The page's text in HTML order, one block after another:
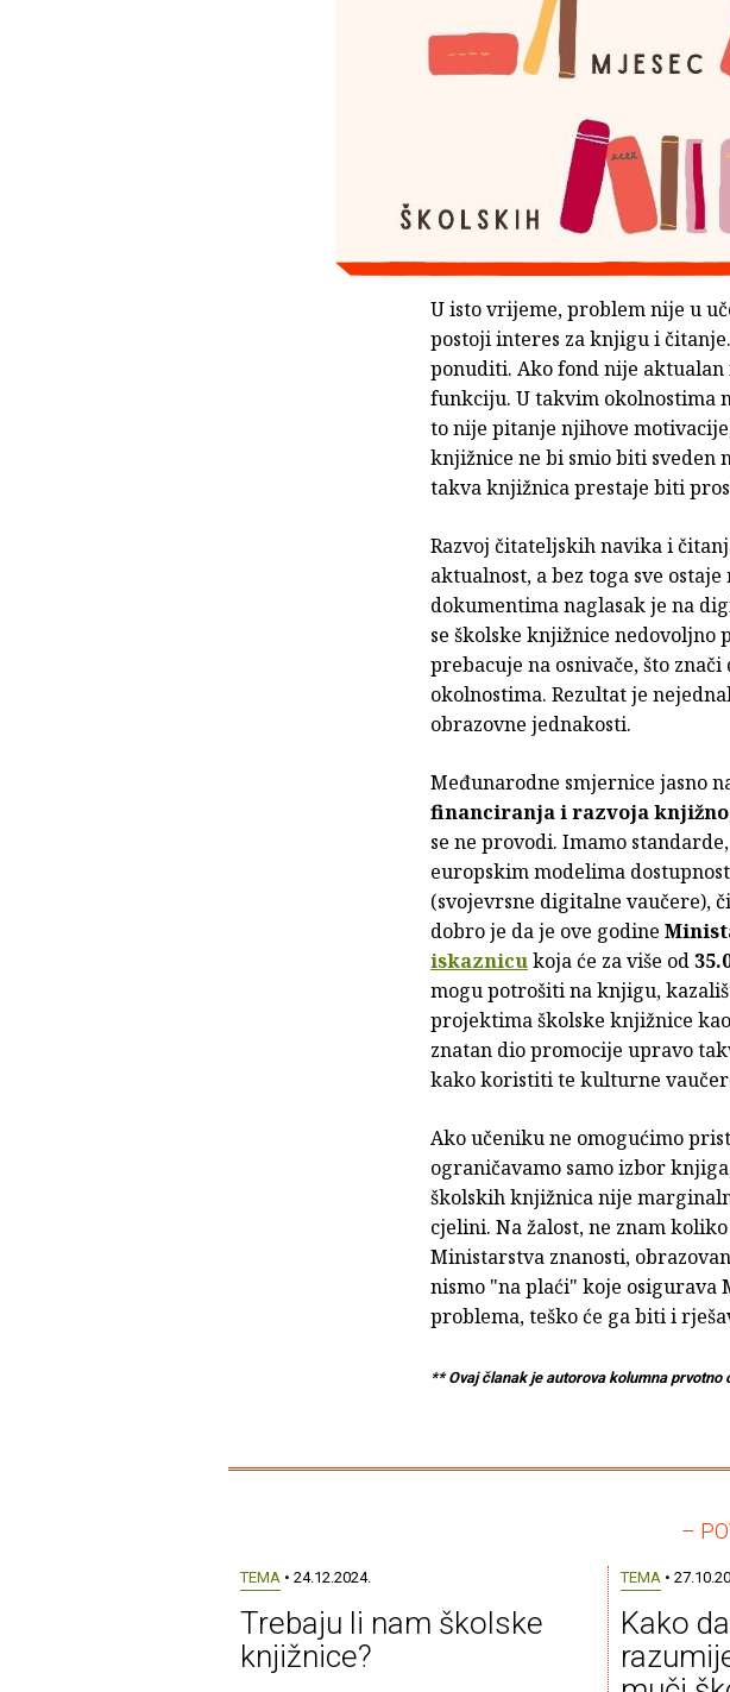
U isto vrijeme, problem nije u
postoji interes za knjigu i
ponuditi. Ako fond nije
funkciju. U takvim okolnostima
to nije pitanje njihove
knjižnice ne bi smio biti sveden
takva knjižnica prestaje biti
Razvoj čitateljskih navika i
aktualnost, a bez toga sve
dokumentima naglasak je na
se školske knjižnice
prebacuje na osnivače, što
okolnostima. Rezultat je
obrazovne jednakosti.
Međunarodne smjernice jasno
financiranja i razvoja
se ne provodi. Imamo
europskim modelima
(svojevrsne digitalne vaučere),
dobro je da je ove godine
iskaznicukoja će za više od
mogu potrošiti na knjigu,
projektima školske knjižnice
znatan dio promocije upravo
kako koristiti te kulturne
Ako učeniku ne omogućimo
ograničavamo samo izbor
školskih knjižnica nije
cjelini. Na žalost, ne znam
Ministarstva znanosti,
nismo "na plaći" koje osigurava
problema, teško će ga biti i
** Ovaj članak je autorova kolumna
–
TEMA • 24.12.2024.
Trebaju li nam školske
knjižnice?
TEMA •
Kako